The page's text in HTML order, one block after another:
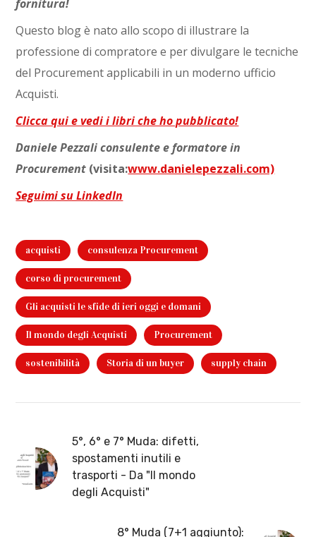
fornitura!
Questo blog è nato allo scopo di illustrare la
professione di compratore e per divulgare le tecniche
del Procurement applicabili in un moderno ufficio
Acquisti.
Clicca qui e vedi i libri che ho pubblicato!
Daniele Pezzali consulente e formatore in
Procurement (visita:www.danielepezzali.com)
Seguimi su LinkedIn
acquisti consulenza Procurement
corso di procurement
Gli acquisti le sfide di ieri oggi e domani
Il mondo degli Acquisti Procurement
sostenibilità Storia di un buyer supply chain
5°, 6° e 7° Muda: difetti,
spostamenti inutili e
trasporti - Da "Il mondo
degli Acquisti"
8° Muda (7+1 aggiunto):